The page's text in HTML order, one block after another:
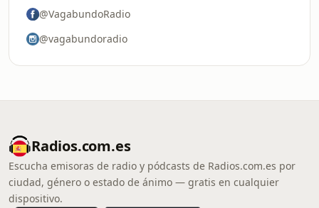
@VagabundoRadio
@vagabundoradio
Radios.com.es
Escucha emisoras de radio y pódcasts de Radios.com.es por
ciudad, género o estado de ánimo — gratis en cualquier
dispositivo.